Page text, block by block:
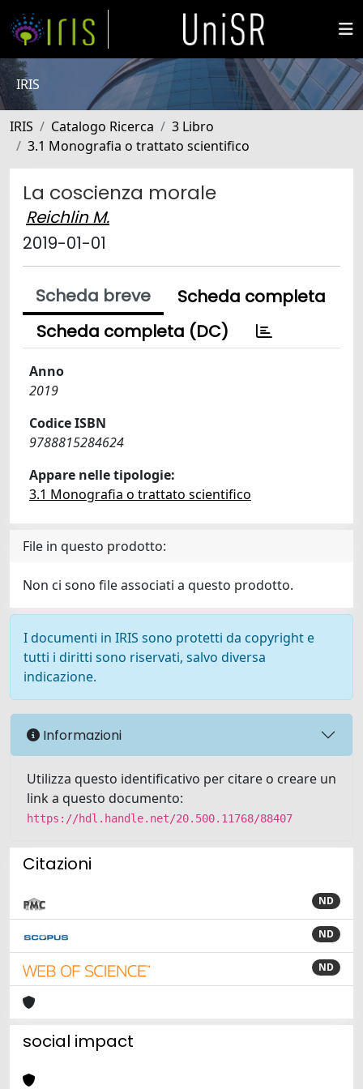
IRIS
IRIS Catalogo Ricerca
3 Libro
3.1 Monografia o trattato scientifico
La coscienza morale
Reichlin M.
2019-01-01
Scheda breve
Scheda completa
Scheda completa (DC)
Anno
2019
Codice ISBN
9788815284624
Appare nelle tipologie:
3.1 Monografia o trattato scientifico
File in questo prodotto:
Non ci sono file associati a questo prodotto.
I documenti in IRIS sono protetti da copyright e
tutti i diritti sono riservati, salvo diversa
indicazione.
Informazioni
Utilizza questo identificativo per citare o creare un
link a questo documento:
https://hdl.handle.net/20.500.11768/88407
Citazioni
ND
ND
ND
social impact